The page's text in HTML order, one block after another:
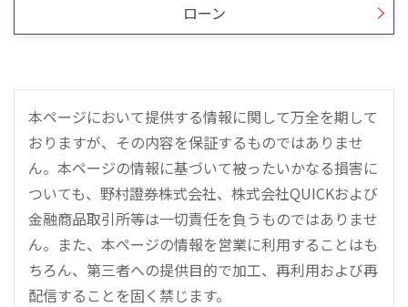
ローン
本ページにおいて提供する情報に関して万全を期して
おりますが、その内容を保証するものではありませ
ん。本ページの情報に基づいて被ったいかなる損害に
ついても、野村證券株式会社、株式会社QUICKおよび
金融商品取引所等は一切責任を負うものではありませ
ん。また、本ページの情報を営業に利用することはも
ちろん、第三者への提供目的で加工、再利用および再
配信することを固く禁じます。